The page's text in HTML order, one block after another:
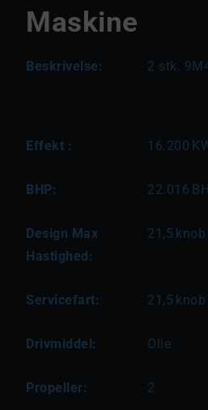
Maskine
Beskrivelse: 2 stk.
Effekt : 16.200
BHP: 22.016
Design Max
Hastighed:
21,5 knob
Servicefart: 21,5 knob
Drivmiddel: Olie
Propeller: 2